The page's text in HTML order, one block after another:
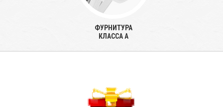
ФУРНИТУРА
КЛАССА А